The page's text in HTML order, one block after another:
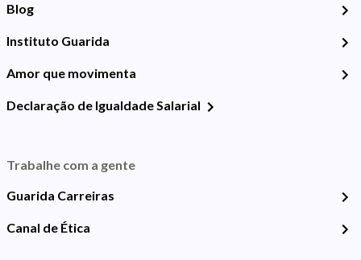
Blog
Instituto Guarida
Amor que movimenta
Declaração de Igualdade Salarial
Trabalhe com a gente
Guarida Carreiras
Canal de Ética